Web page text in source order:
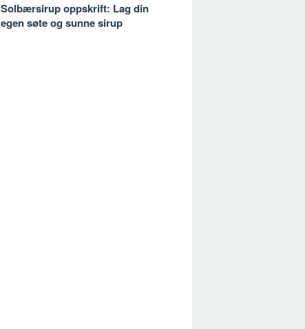
Solbærsirup oppskrift: Lag din
egen søte og sunne sirup